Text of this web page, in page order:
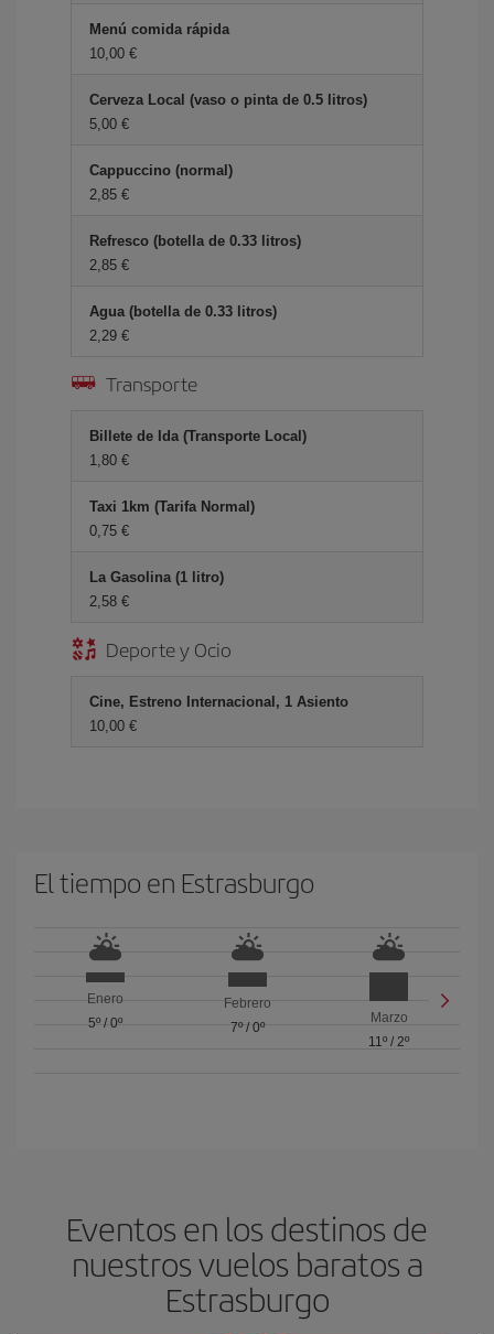
Menú comida rápida
10,00 €
Cerveza Local (vaso o pinta de 0.5 litros)
5,00 €
Cappuccino (normal)
2,85 €
Refresco (botella de 0.33 litros)
2,85 €
Agua (botella de 0.33 litros)
2,29 €
Transporte
Billete de Ida (Transporte Local)
1,80 €
Taxi 1km (Tarifa Normal)
0,75 €
La Gasolina (1 litro)
2,58 €
Deporte y Ocio
Cine, Estreno Internacional, 1 Asiento
10,00 €
El tiempo en Estrasburgo
Enero
5º/ 0º
Febrero
7º/ 0º
Marzo
11º /2º
Eventos en los destinos de
nuestros vuelos baratos a
Estrasburgo